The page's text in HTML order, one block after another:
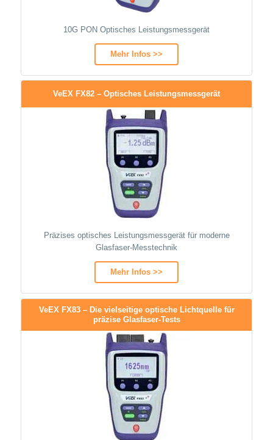
10G PON Optisches Leistungsmessgerät
Mehr Infos >>
VeEX FX82 – Optisches Leistungsmessgerät
Präzises optisches Leistungsmessgerät für moderne
Glasfaser-Messtechnik
Mehr Infos >>
VeEX FX83 – Die vielseitige optische Lichtquelle für
präzise Glasfaser-Tests